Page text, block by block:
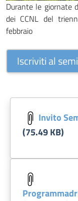
Durante le giornate
dei CCNL del
febbraio
Iscriviti al
Invito
(75.49 KB)